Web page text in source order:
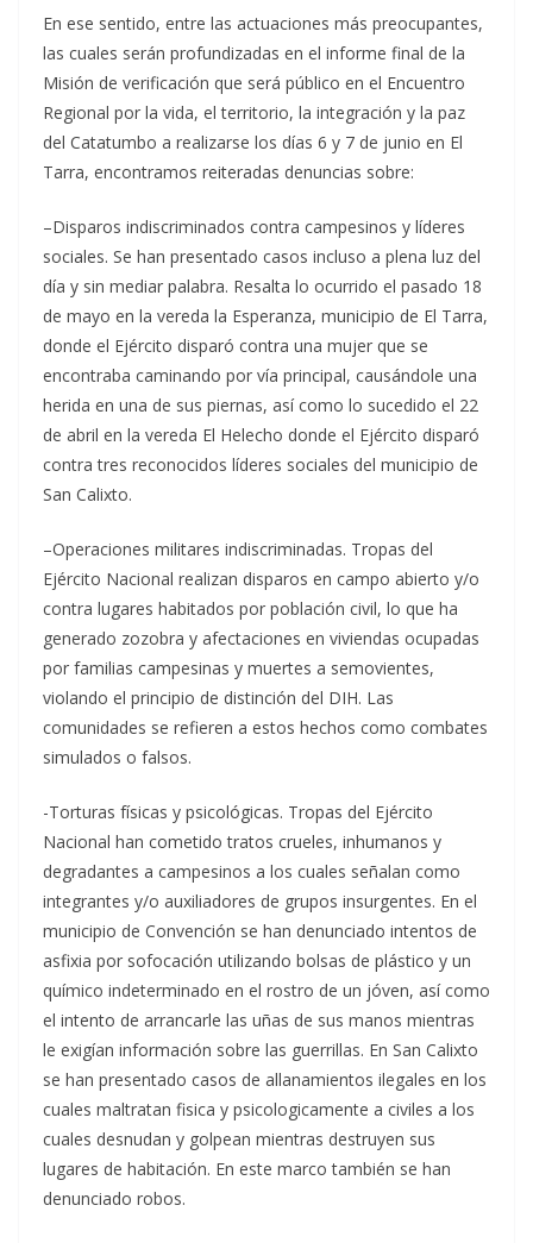
En ese sentido, entre las actuaciones más preocupantes,
las cuales serán profundizadas en el informe final de la
Misión de verificación que será público en el Encuentro
Regional por la vida, el territorio, la integración y la paz
del Catatumbo a realizarse los días 6 y 7 de junio en El
Tarra, encontramos reiteradas denuncias sobre:
–Disparos indiscriminados contra campesinos y líderes
sociales. Se han presentado casos incluso a plena luz del
día y sin mediar palabra. Resalta lo ocurrido el pasado 18
de mayo en la vereda la Esperanza, municipio de El Tarra,
donde el Ejército disparó contra una mujer que se
encontraba caminando por vía principal, causándole una
herida en una de sus piernas, así como lo sucedido el 22
de abril en la vereda El Helecho donde el Ejército disparó
contra tres reconocidos líderes sociales del municipio de
San Calixto.
–Operaciones militares indiscriminadas. Tropas del
Ejército Nacional realizan disparos en campo abierto y/o
contra lugares habitados por población civil, lo que ha
generado zozobra y afectaciones en viviendas ocupadas
por familias campesinas y muertes a semovientes,
violando el principio de distinción del DIH. Las
comunidades se refieren a estos hechos como combates
simulados o falsos.
-Torturas físicas y psicológicas. Tropas del Ejército
Nacional han cometido tratos crueles, inhumanos y
degradantes a campesinos a los cuales señalan como
integrantes y/o auxiliadores de grupos insurgentes. En el
municipio de Convención se han denunciado intentos de
asfixia por sofocación utilizando bolsas de plástico y un
químico indeterminado en el rostro de un jóven, así como
el intento de arrancarle las uñas de sus manos mientras
le exigían información sobre las guerrillas. En San Calixto
se han presentado casos de allanamientos ilegales en los
cuales maltratan fisica y psicologicamente a civiles a los
cuales desnudan y golpean mientras destruyen sus
lugares de habitación. En este marco también se han
denunciado robos.